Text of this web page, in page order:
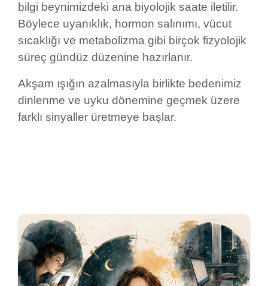
bilgi beynimizdeki ana biyolojik saate iletilir.
Böylece uyanıklık, hormon salınımı, vücut
sıcaklığı ve metabolizma gibi birçok fizyolojik
süreç gündüz düzenine hazırlanır.
Akşam ışığın azalmasıyla birlikte bedenimiz
dinlenme ve uyku dönemine geçmek üzere
farklı sinyaller üretmeye başlar.